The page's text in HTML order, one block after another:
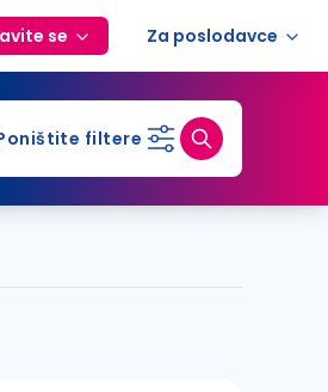
se Za poslodavce
filtere